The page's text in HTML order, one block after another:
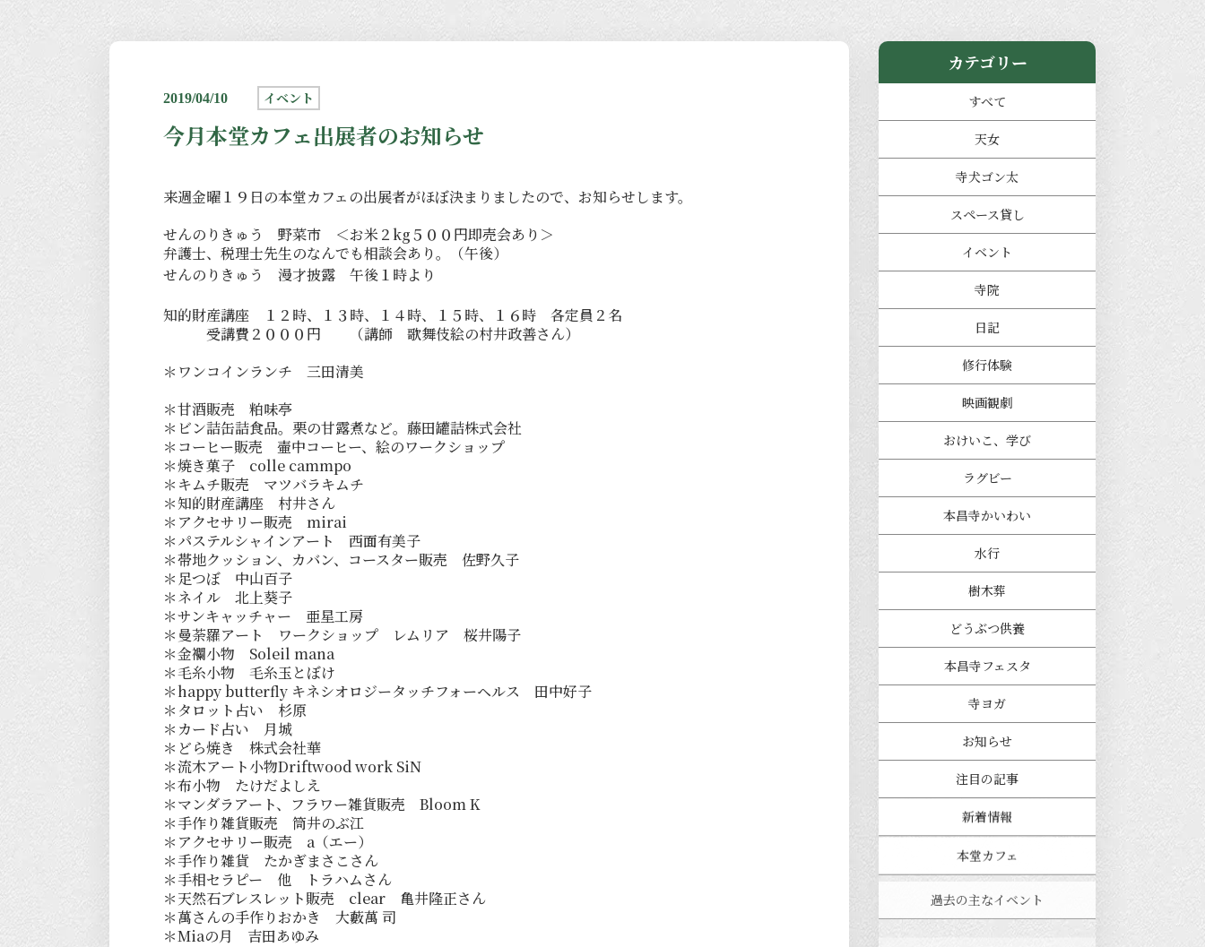
2019/04/10 イベント
今月本堂カフェ出展者のお知らせ
来週金曜１９日の本堂カフェの出展者がほぼ決まりましたので、お知らせします。
せんのりきゅう 野菜市 ＜お米２kg５００円即売会あり＞
弁護士、税理士先生のなんでも相談会あり。
（午後）
せんのりきゅう 漫才披露 午後１時より
知的財産講座 １２時、１３時、１４時、１５時、１６時 各定員２名
受講費２０００円 （講師 歌舞伎絵の村井政善さん）
＊ワンコインランチ 三田清美
＊甘酒販売 粕味亭
＊ビン詰缶詰食品。栗の甘露煮など。藤田罐詰株式会社
＊コーヒー販売 壷中コーヒー、絵のワークショップ
＊焼き菓子 colle cammpo
＊キムチ販売 マツバラキムチ
＊知的財産講座 村井さん
＊アクセサリー販売 mirai
＊パステルシャインアート 西面有美子
＊帯地クッション、カバン、コースター販売 佐野久子
＊足つぼ 中山百子
＊ネイル 北上葵子
＊サンキャッチャー 亜星工房
＊曼荼羅アート ワークショップ レムリア 桜井陽子
＊金襴小物 Soleil mana
＊毛糸小物 毛糸玉とぼけ
＊happy butterfly キネシオロジータッチフォーヘルス 田中好子
＊タロット占い 杉原
＊カード占い 月城
＊どら焼き 株式会社華
＊流木アート小物Driftwood work SiN
＊布小物 たけだよしえ
＊マンダラアート、フラワー雑貨販売 Bloom K
＊手作り雑貨販売 筒井のぶ江
＊アクセサリー販売 a（エー）
＊手作り雑貨 たかぎまさこさん
＊手相セラピー 他 トラハムさん
＊天然石ブレスレット販売 clear 亀井隆正さん
＊萬さんの手作りおかき 大藪萬 司
＊Miaの月 吉田あゆみ
カテゴリー
すべて
天女
寺犬ゴン太
スペース貸し
イベント
寺院
日記
修行体験
映画観劇
おけいこ、学び
ラグビー
本昌寺かいわい
水行
樹木葬
どうぶつ供養
本昌寺フェスタ
寺ヨガ
お知らせ
注目の記事
新着情報
本堂カフェ
過去の主なイベント
児玉工具店